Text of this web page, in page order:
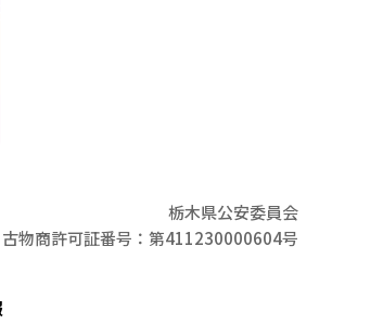
栃木県公安委員会
古物商許可証番号：第411230000604号